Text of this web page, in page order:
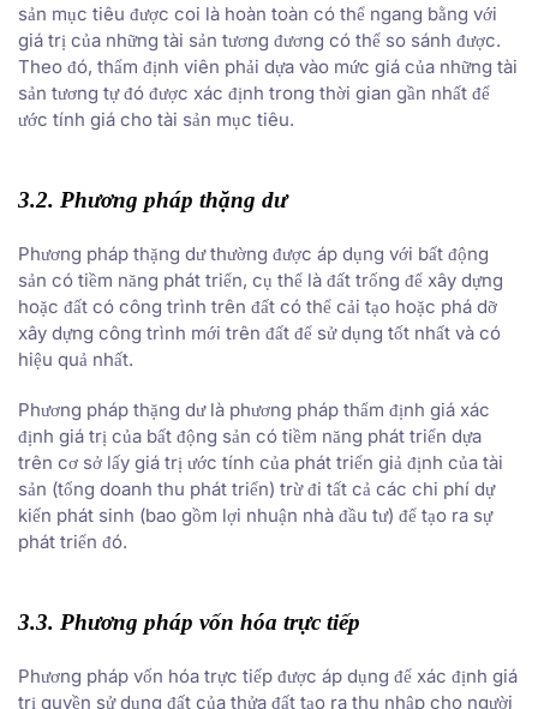
sản mục tiêu được coi là hoàn toàn có thể ngang bằng với
giá trị của những tài sản tương đương có thể so sánh được.
Theo đó, thẩm định viên phải dựa vào mức giá của những tài
sản tương tự đó được xác định trong thời gian gần nhất để
ước tính giá cho tài sản mục tiêu.
3.2. Phương pháp thặng dư
Phương pháp thặng dư thường được áp dụng với bất động
sản có tiềm năng phát triển, cụ thể là đất trống để xây dựng
hoặc đất có công trình trên đất có thể cải tạo hoặc phá dỡ
xây dựng công trình mới trên đất để sử dụng tốt nhất và có
hiệu quả nhất.
Phương pháp thặng dư là phương pháp thẩm định giá xác
định giá trị của bất động sản có tiềm năng phát triển dựa
trên cơ sở lấy giá trị ước tính của phát triển giả định của tài
sản (tổng doanh thu phát triển) trừ đi tất cả các chi phí dự
kiến phát sinh (bao gồm lợi nhuận nhà đầu tư) để tạo ra sự
phát triển đó.
3.3. Phương pháp vốn hóa trực tiếp
Phương pháp vốn hóa trực tiếp được áp dụng để xác định giá
trị quyền sử dụng đất của thửa đất tạo ra thu nhập cho người